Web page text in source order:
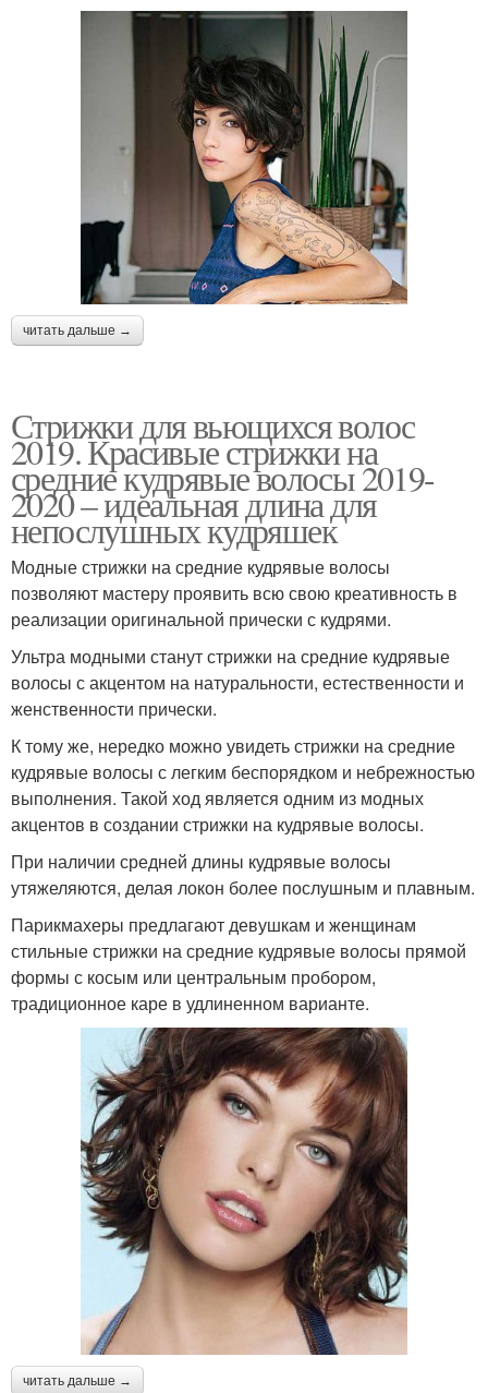
читать дальше →
Стрижки для вьющихся волос
2019. Красивые стрижки на
средние кудрявые волосы 2019-
2020 – идеальная длина для
непослушных кудряшек
Модные стрижки на средние кудрявые волосы
позволяют мастеру проявить всю свою креативность в
реализации оригинальной прически с кудрями.
Ультра модными станут стрижки на средние кудрявые
волосы с акцентом на натуральности, естественности и
женственности прически.
К тому же, нередко можно увидеть стрижки на средние
кудрявые волосы с легким беспорядком и небрежностью
выполнения. Такой ход является одним из модных
акцентов в создании стрижки на кудрявые волосы.
При наличии средней длины кудрявые волосы
утяжеляются, делая локон более послушным и плавным.
Парикмахеры предлагают девушкам и женщинам
стильные стрижки на средние кудрявые волосы прямой
формы с косым или центральным пробором,
традиционное каре в удлиненном варианте.
читать дальше →